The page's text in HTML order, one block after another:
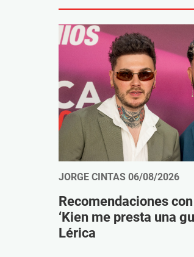
JORGE CINTAS 06/08/2026
Recomendaciones
‘Kien me presta una
Lérica